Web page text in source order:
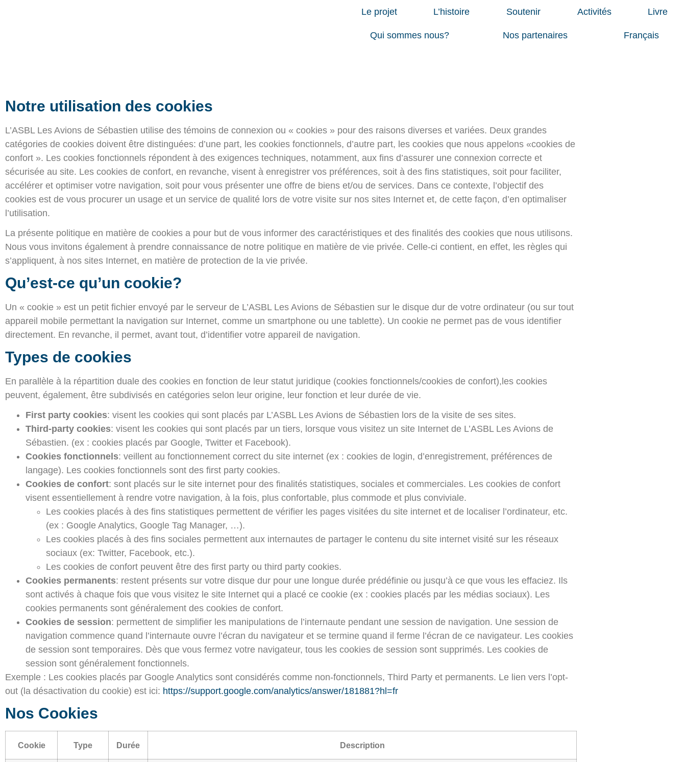
Le projet L’histoire Soutenir Activités Livre
Qui sommes nous? Nos partenaires Français
Notre utilisation des cookies
L’ASBL Les Avions de Sébastien utilise des témoins de connexion ou « cookies » pour des raisons diverses et variées. Deux grandes
catégories de cookies doivent être distinguées: d’une part, les cookies fonctionnels, d’autre part, les cookies que nous appelons «cookies de
confort ». Les cookies fonctionnels répondent à des exigences techniques, notamment, aux fins d’assurer une connexion correcte et
sécurisée au site. Les cookies de confort, en revanche, visent à enregistrer vos préférences, soit à des fins statistiques, soit pour faciliter,
accélérer et optimiser votre navigation, soit pour vous présenter une offre de biens et/ou de services. Dans ce contexte, l’objectif des
cookies est de vous procurer un usage et un service de qualité lors de votre visite sur nos sites Internet et, de cette façon, d’en optimaliser
l’utilisation.
La présente politique en matière de cookies a pour but de vous informer des caractéristiques et des finalités des cookies que nous utilisons.
Nous vous invitons également à prendre connaissance de notre politique en matière de vie privée. Celle-ci contient, en effet, les règles qui
s’appliquent, à nos sites Internet, en matière de protection de la vie privée.
Qu’est-ce qu’un cookie?
Un « cookie » est un petit fichier envoyé par le serveur de L’ASBL Les Avions de Sébastien sur le disque dur de votre ordinateur (ou sur tout
appareil mobile permettant la navigation sur Internet, comme un smartphone ou une tablette). Un cookie ne permet pas de vous identifier
directement. En revanche, il permet, avant tout, d’identifier votre appareil de navigation.
Types de cookies
En parallèle à la répartition duale des cookies en fonction de leur statut juridique (cookies fonctionnels/cookies de confort),les cookies
peuvent, également, être subdivisés en catégories selon leur origine, leur fonction et leur durée de vie.
First party cookies: visent les cookies qui sont placés par L’ASBL Les Avions de Sébastien lors de la visite de ses sites.
Third-party cookies: visent les cookies qui sont placés par un tiers, lorsque vous visitez un site Internet de L’ASBL Les Avions de
Sébastien. (ex : cookies placés par Google, Twitter et Facebook).
Cookies fonctionnels: veillent au fonctionnement correct du site internet (ex : cookies de login, d’enregistrement, préférences de
langage). Les cookies fonctionnels sont des first party cookies.
Cookies de confort: sont placés sur le site internet pour des finalités statistiques, sociales et commerciales. Les cookies de confort
visent essentiellement à rendre votre navigation, à la fois, plus confortable, plus commode et plus conviviale.
Les cookies placés à des fins statistiques permettent de vérifier les pages visitées du site internet et de localiser l’ordinateur, etc.
(ex : Google Analytics, Google Tag Manager, …).
Les cookies placés à des fins sociales permettent aux internautes de partager le contenu du site internet visité sur les réseaux
sociaux (ex: Twitter, Facebook, etc.).
Les cookies de confort peuvent être des first party ou third party cookies.
Cookies permanents: restent présents sur votre disque dur pour une longue durée prédéfinie ou jusqu’à ce que vous les effaciez. Ils
sont activés à chaque fois que vous visitez le site Internet qui a placé ce cookie (ex : cookies placés par les médias sociaux). Les
cookies permanents sont généralement des cookies de confort.
Cookies de session: permettent de simplifier les manipulations de l’internaute pendant une session de navigation. Une session de
navigation commence quand l’internaute ouvre l’écran du navigateur et se termine quand il ferme l’écran de ce navigateur. Les cookies
de session sont temporaires. Dès que vous fermez votre navigateur, tous les cookies de session sont supprimés. Les cookies de
session sont généralement fonctionnels.
Exemple : Les cookies placés par Google Analytics sont considérés comme non-fonctionnels, Third Party et permanents. Le lien vers l’opt-
out (la désactivation du cookie) est ici: https://support.google.com/analytics/answer/181881?hl=fr
Nos Cookies
Cookie Type Durée Description